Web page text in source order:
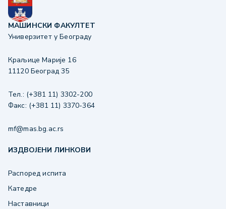
МАШИНСКИ ФАКУЛТЕТ
Универзитет у Београду
Краљице Марије 16
11120 Београд 35
Тел.: (+381 11) 3302-200
Факс: (+381 11) 3370-364
mf@mas.bg.ac.rs
ИЗДВОЈЕНИ ЛИНКОВИ
Распоред испита
Катедре
Наставници